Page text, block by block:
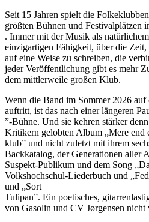
Seit 15 Jahren spielt die
größten Bühnen und Festivalplätzen
. Immer mit der Musik als
einzigartigen Fähigkeit, über die
auf eine Weise zu schreiben, die
jeder Veröffentlichung gibt es mehr
dem mittlerweile großen Klub.
Wenn die Band im Sommer 2026 auf
auftritt, ist das nach einer längeren
”-Bühne. Und sie kehren stärker
Kritikern gelobten Album „Mere end
klub” und nicht zuletzt mit ihrem
Backkatalog, der Generationen aller
Suspekt-Publikum und dem Song
Volkshochschul-Liederbuch und
und „Sort
Tulipan”. Ein poetisches,
von Gasolin und CV Jørgensen nicht